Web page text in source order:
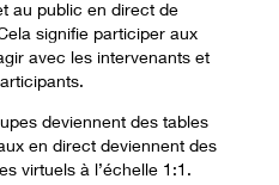
au public en direct de
signifie participer aux
avec les intervenants et
deviennent des tables
en direct deviennent des
virtuels à l’échelle 1:1.